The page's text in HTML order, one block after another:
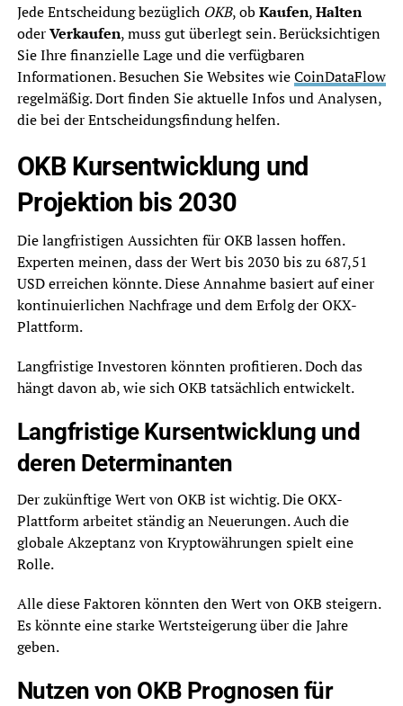
Jede Entscheidung bezüglich OKB, ob Kaufen,Halten
oderVerkaufen, muss gut überlegt sein. Berücksichtigen
Sie Ihre finanzielle Lage und die verfügbaren
Informationen. Besuchen Sie Websites wieCoinDataFlow
regelmäßig. Dort finden Sie aktuelle Infos und Analysen,
die bei der Entscheidungsfindung helfen.
OKB Kursentwicklung und
Projektion bis 2030
Die langfristigen Aussichten für OKB lassen hoffen.
Experten meinen, dass der Wert bis 2030 bis zu 687,51
USD erreichen könnte. Diese Annahme basiert auf einer
kontinuierlichen Nachfrage und dem Erfolg der OKX-
Plattform.
Langfristige Investoren könnten profitieren. Doch das
hängt davon ab, wie sich OKB tatsächlich entwickelt.
Langfristige Kursentwicklung und
deren Determinanten
Der zukünftige Wert von OKB ist wichtig. Die OKX-
Plattform arbeitet ständig an Neuerungen. Auch die
globale Akzeptanz von Kryptowährungen spielt eine
Rolle.
Alle diese Faktoren könnten den Wert von OKB steigern.
Es könnte eine starke Wertsteigerung über die Jahre
geben.
Nutzen von OKB Prognosen für